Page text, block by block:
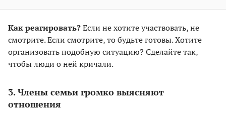
Как реагировать?Если не хотите участвовать, не
смотрите. Если смотрите, то будьте готовы. Хотите
организовать подобную ситуацию? Сделайте так,
чтобы люди о ней кричали.
3. Члены семьи громко выясняют
отношения